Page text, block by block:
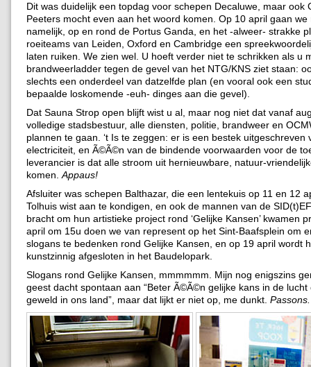
Dit was duidelijk een topdag voor schepen Decaluwe, maar ook
Peeters mocht even aan het woord komen. Op 10 april gaan we
namelijk, op en rond de Portus Ganda, en het -alweer- strakke
roeiteams van Leiden, Oxford en Cambridge een
laten ruiken. We zien wel. U hoeft verder niet te schrikken als u
brandweerladder tegen de gevel van het NTG/KNS ziet staan:
slechts een onderdeel van datzelfde plan (en vooral ook een
bepaalde loskomende -euh- dinges aan die gevel).
Dat Sauna Strop open blijft wist u al, maar nog niet dat vanaf
volledige stadsbestuur, alle diensten, politie, brandweer en
plannen te gaan. ‘t Is te zeggen: er is een bestek uitgeschreven
electriciteit, en Ã©Ã©n van de bindende voorwaarden voor de
leverancier is dat alle stroom uit hernieuwbare, natuur-
komen.Appaus!
Afsluiter was schepen Balthazar, die een lentekuis op 11 en 12
Tolhuis wist aan te kondigen, en ook de mannen van de
bracht om hun artistieke project rond ‘Gelijke Kansen’ kwamen
april om 15u doen we van represent op het Sint-Baafsplein om
slogans te bedenken rond Gelijke Kansen, en op 19 april wordt
kunstzinnig afgesloten in het Baudelopark.
Slogans rond Gelijke Kansen, mmmmmm. Mijn nog enigszins
geest dacht spontaan aan “Beter Ã©Ã©n gelijke kans in de lucht
geweld in ons land”, maar dat lijkt er niet op, me dunkt. Passons.